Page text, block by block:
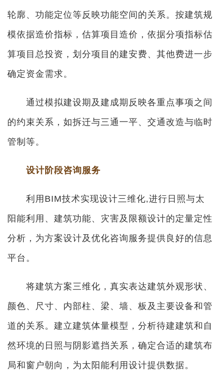
轮廓、功能定位等反映功能空间的关系。按建筑规
模依据造价指标，估算项目造价，依据分项指标估
算项目总投资，划分项目的建安费、其他费进一步
确定资金需求。
通过模拟建设期及建成期反映各重点事项之间
的约束关系，如拆迁与三通一平、交通改造与临时
管制等。
设计阶段咨询服务
利用BIM技术实现设计三维化,进行日照与太
阳能利用、建筑功能、灾害及限额设计的定量定性
分析，为方案设计及优化咨询服务提供良好的信息
平台。
将建筑方案三维化，真实表达建筑外观形状、
颜色、尺寸、内部柱、梁、墙、板及主要设备和管
道的关系。建立建筑体量模型，分析待建建筑和自
然环境的日照与阴影遮挡关系，确定合适的建筑布
局和窗户朝向，为太阳能利用设计提供数据。